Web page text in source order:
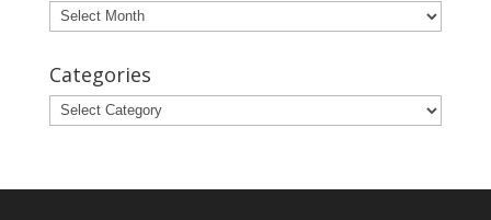
Archives
Categories
Categories